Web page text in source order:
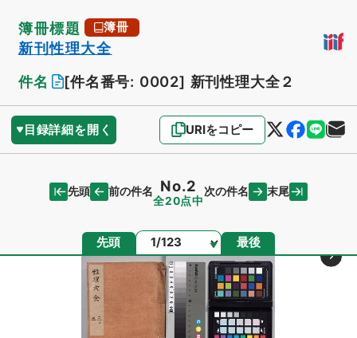
簿冊標題 簿冊
新刊性理大全
件名
[件名番号: 0002] 新刊性理大全２
目録詳細を開く URIをコピー
先頭 前の件名 No.2
全20点中
次の件名 末尾
先頭 ページ 最後